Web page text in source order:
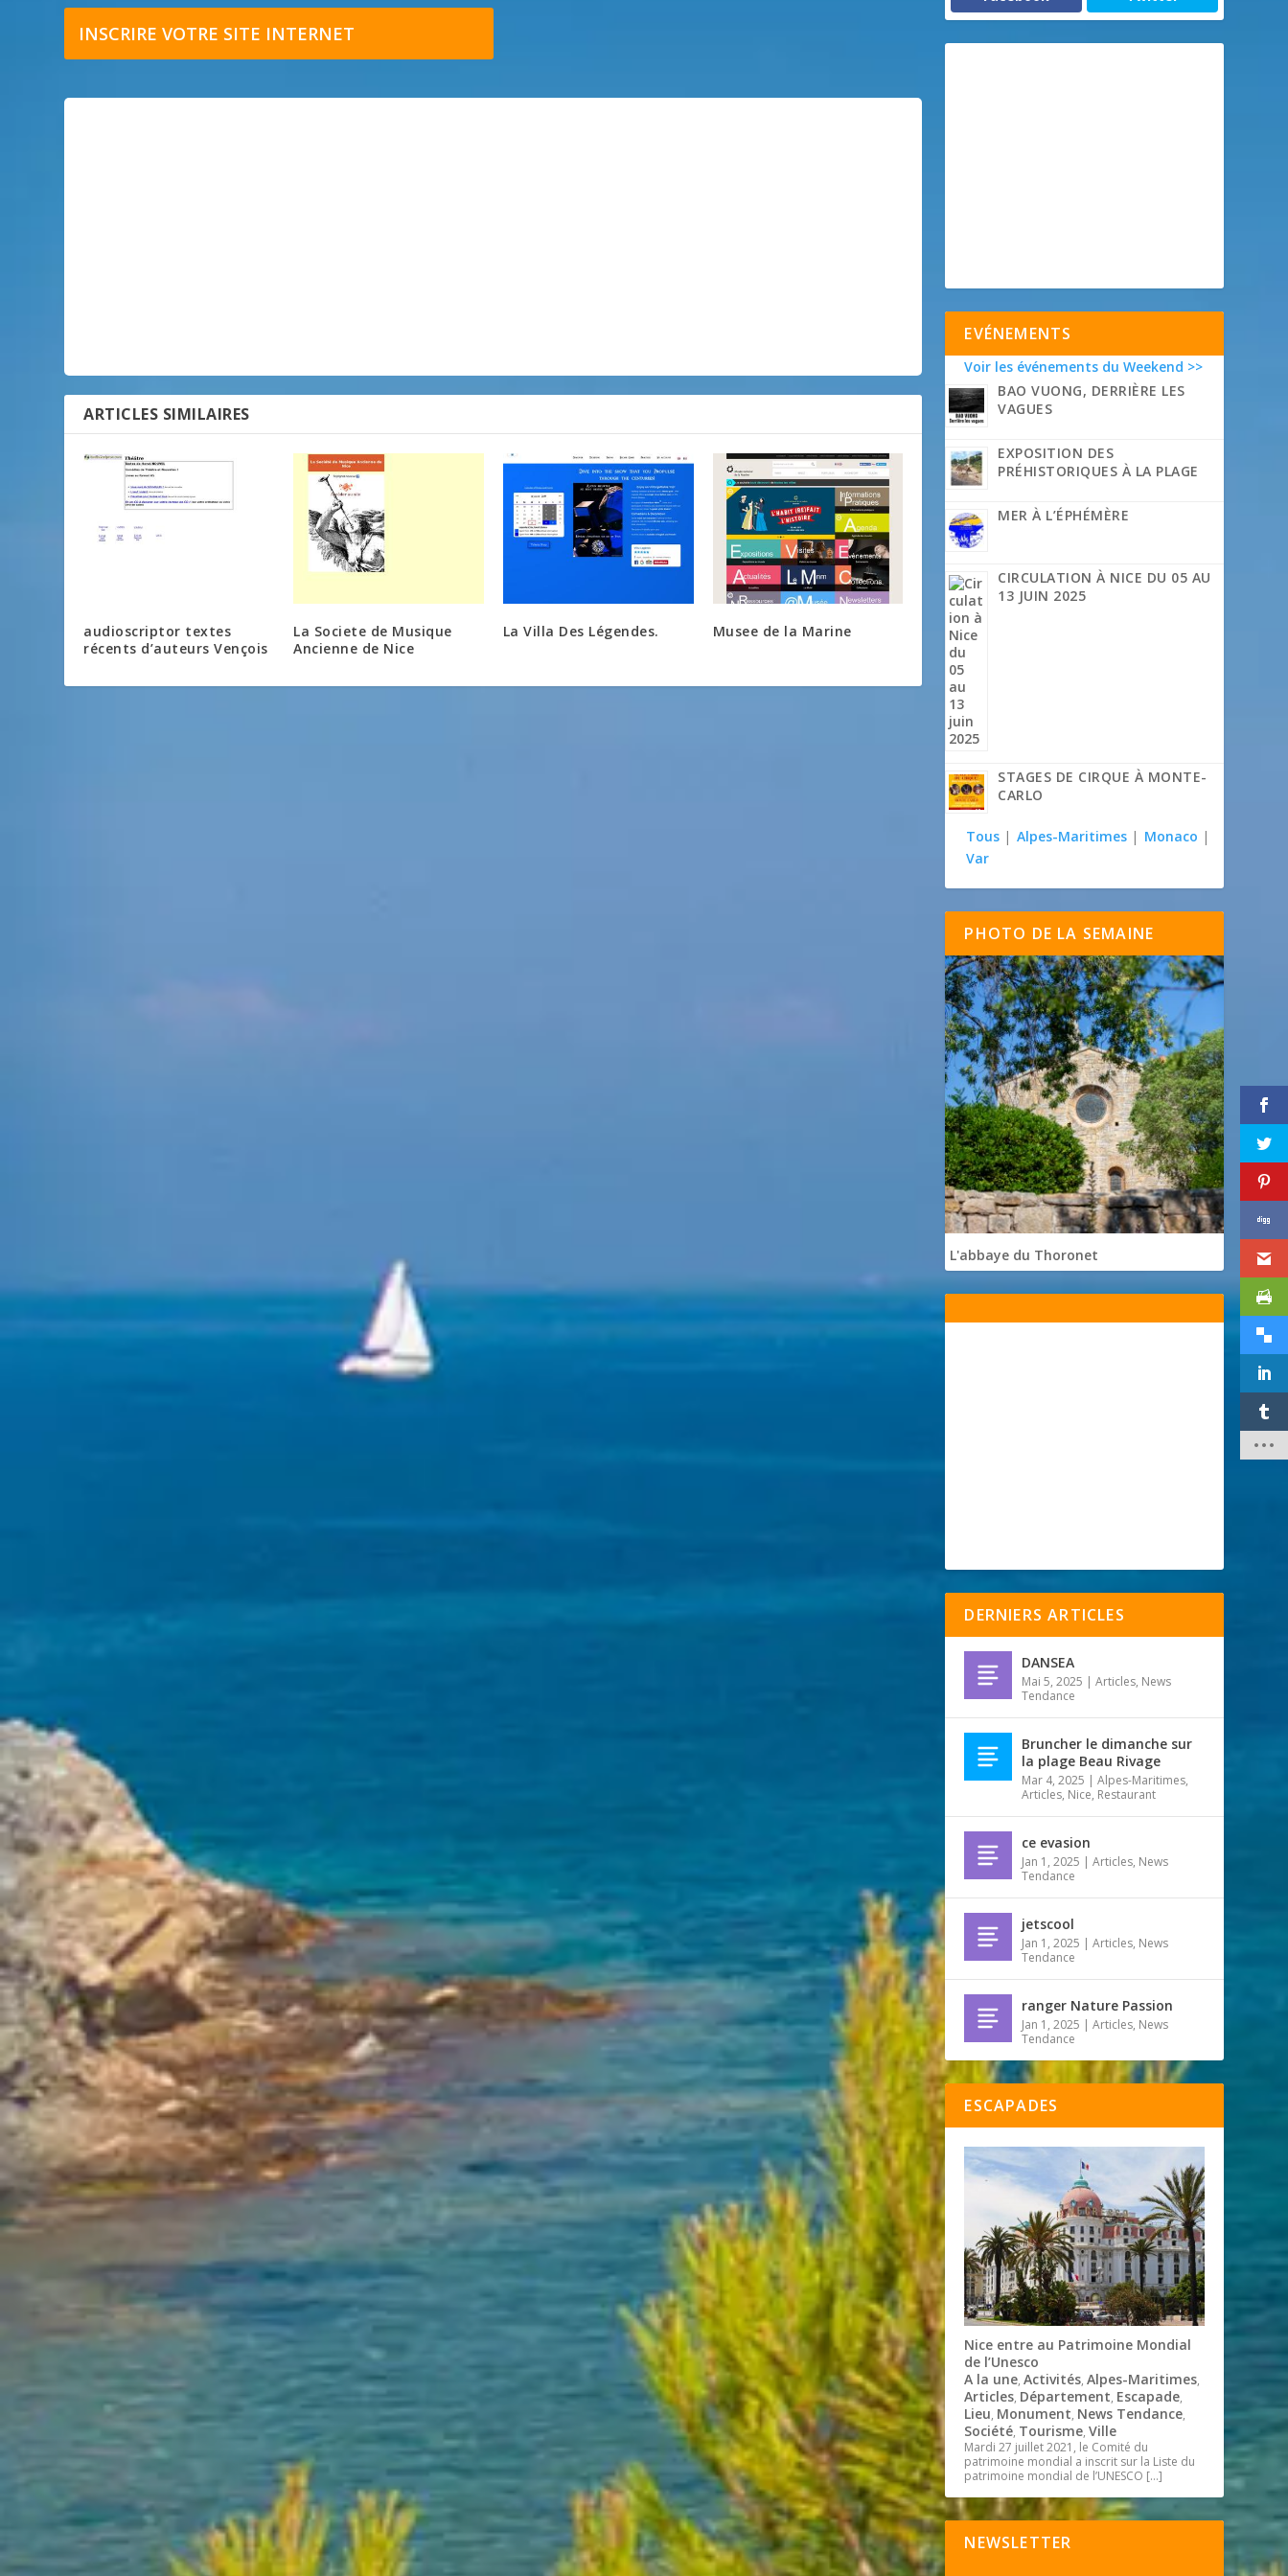
INSCRIRE VOTRE SITE INTERNET
ARTICLES SIMILAIRES
audioscriptor textes
récents d’auteurs Vençois
La Societe de Musique
Ancienne de Nice
La Villa Des Légendes. Musee de la Marine
EVÉNEMENTS
Voir les événements du Weekend >>
BAO VUONG, DERRIÈRE LES
VAGUES
EXPOSITION DES
PRÉHISTORIQUES À LA PLAGE
MER À L’ÉPHÉMÈRE
CIRCULATION À NICE DU 05 AU
13 JUIN 2025
STAGES DE CIRQUE À MONTE-
CARLO
Tous | Alpes-Maritimes | Monaco |
Var
PHOTO DE LA SEMAINE
L'abbaye du Thoronet
DERNIERS ARTICLES
DANSEA
Mai 5, 2025 |Articles, News
Tendance
Bruncher le dimanche sur
la plage Beau Rivage
Mar 4, 2025 |Alpes-Maritimes,
Articles, Nice, Restaurant
ce evasion
Jan 1, 2025 |Articles, News
Tendance
jetscool
Jan 1, 2025 |Articles, News
Tendance
ranger Nature Passion
Jan 1, 2025 |Articles, News
Tendance
ESCAPADES
Nice entre au Patrimoine Mondial
de l’Unesco
A la une,Activités,Alpes-Maritimes,
Articles, Département, Escapade,
Lieu, Monument, News Tendance,
Société, Tourisme,Ville
Mardi 27 juillet 2021, le Comité du
patrimoine mondial a inscrit sur la Liste du
patrimoine mondial de l’UNESCO […]
NEWSLETTER